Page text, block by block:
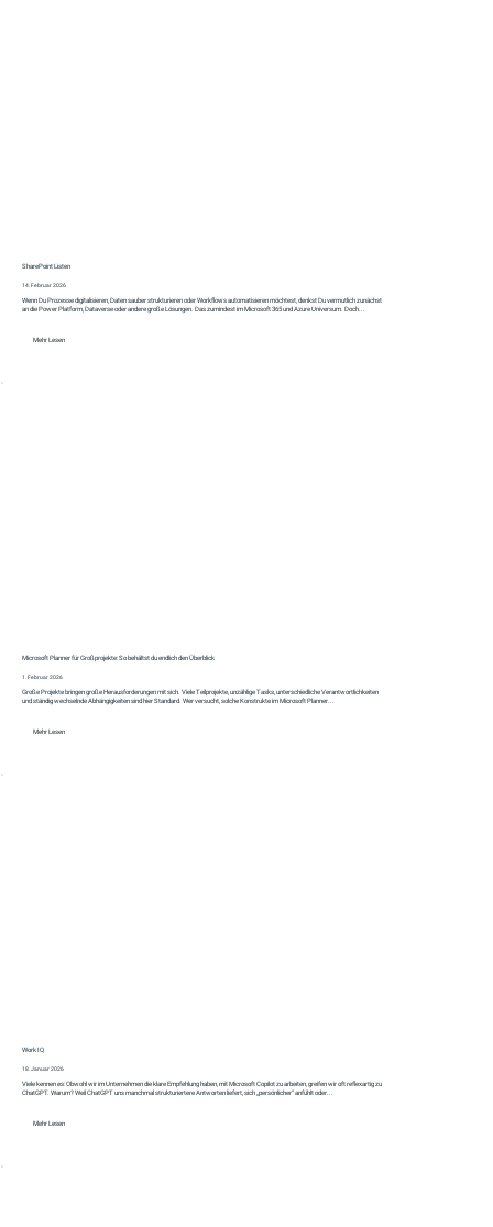
SharePoint Listen
14. Februar 2026
Wenn Du Prozesse digitalisieren, Daten sauber strukturieren oder Workflows automatisieren möchtest, denkst Du vermutlich zunächst
an die Power Platform, Dataverse oder andere große Lösungen. Das zumindest im Microsoft 365 und Azure Universum. Doch...
Mehr Lesen
Microsoft Planner für Großprojekte: So behältst du endlich den Überblick
1. Februar 2026
Große Projekte bringen große Herausforderungen mit sich. Viele Teilprojekte, unzählige Tasks, unterschiedliche Verantwortlichkeiten
und ständig wechselnde Abhängigkeiten sind hier Standard. Wer versucht, solche Konstrukte im Microsoft Planner...
Mehr Lesen
Work IQ
18. Januar 2026
Viele kennen es: Obwohl wir im Unternehmen die klare Empfehlung haben, mit Microsoft Copilot zu arbeiten, greifen wir oft reflexartig zu
ChatGPT. Warum? Weil ChatGPT uns manchmal strukturiertere Antworten liefert, sich „persönlicher“ anfühlt oder...
Mehr Lesen